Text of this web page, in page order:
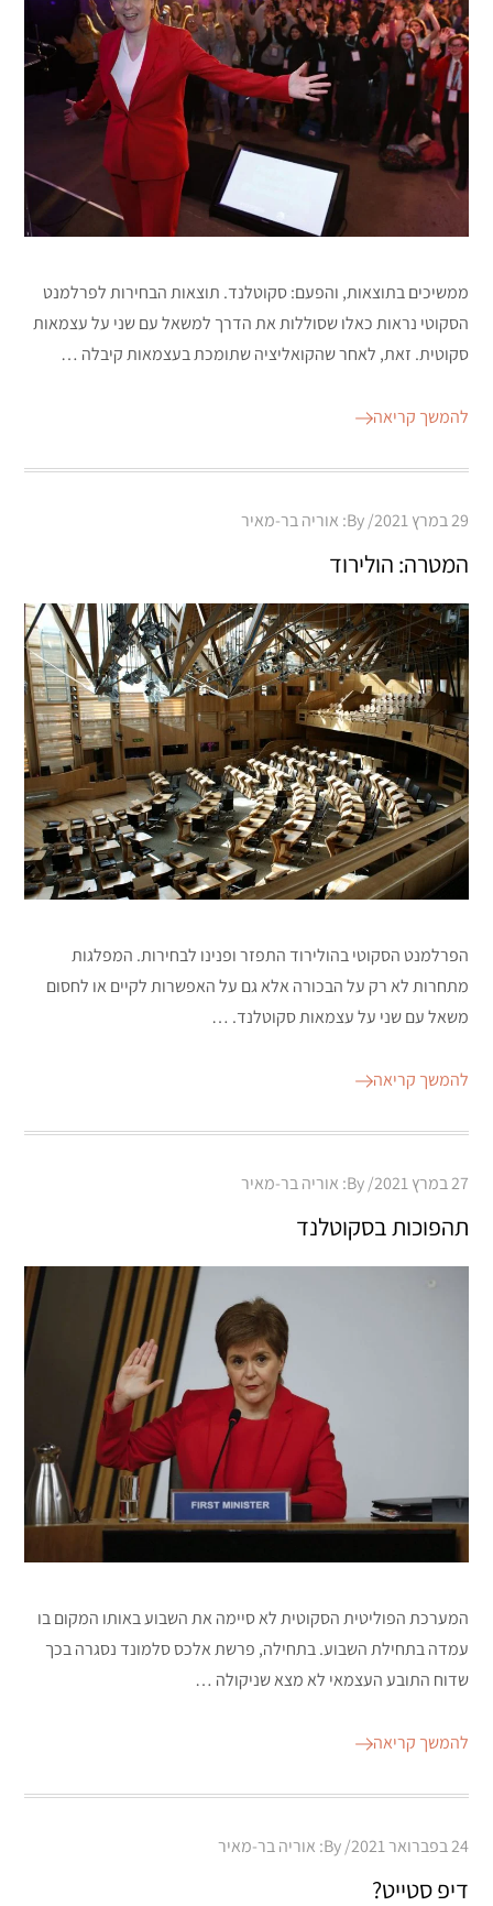
ממשיכים בתוצאות, והפעם: סקוטלנד. תוצאות הבחירות לפרלמנט
הסקוטי נראות כאלו שסוללות את הדרך למשאל עם שני על עצמאות
סקוטית. זאת, לאחר שהקואליציה שתומכת בעצמאות קיבלה …
להמשך קריאה
Posted
29 במרץ 2021 By: אוריה בר-מאיר
המטרה: הולירוד
הפרלמנט הסקוטי בהולירוד התפזר ופנינו לבחירות. המפלגות
מתחרות לא רק על הבכורה אלא גם על האפשרות לקיים או לחסום
משאל עם שני על עצמאות סקוטלנד. …
להמשך קריאה
Posted
27 במרץ 2021 By: אוריה בר-מאיר
תהפוכות בסקוטלנד
המערכת הפוליטית הסקוטית לא סיימה את השבוע באותו המקום בו
עמדה בתחילת השבוע. בתחילה, פרשת אלכס סלמונד נסגרה בכך
שדוח התובע העצמאי לא מצא שניקולה …
להמשך קריאה
Posted
24 בפברואר 2021 By: אוריה בר-מאיר
דיפ סטייט?